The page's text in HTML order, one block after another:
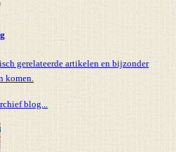
gerelateerde artikelen en bijzonder
komen.
blog...